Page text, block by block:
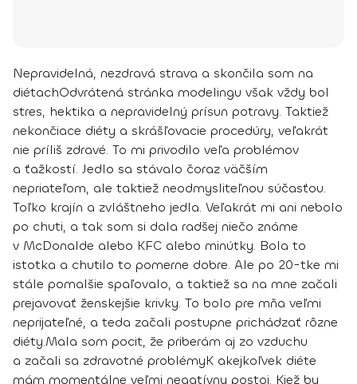
Nepravidelná, nezdravá strava a skončila som na
diétachOdvrátená stránka modelingu však vždy bol
stres, hektika a nepravidelný prísun potravy. Taktiež
nekončiace diéty a skrášľovacie procedúry, veľakrát
nie príliš zdravé. To mi privodilo veľa problémov
a ťažkostí. Jedlo sa stávalo čoraz väčším
nepriateľom, ale taktiež neodmysliteľnou súčasťou.
Toľko krajín a zvláštneho jedla. Veľakrát mi ani nebolo
po chuti, a tak som si dala radšej niečo známe
v McDonalde alebo KFC alebo minútky. Bola to
istotka a chutilo to pomerne dobre. Ale po 20-tke mi
stále pomalšie spaľovalo, a taktiež sa na mne začali
prejavovať ženskejšie krivky. To bolo pre mňa veľmi
neprijateľné, a teda začali postupne prichádzať rôzne
diéty.Mala som pocit, že priberám aj zo vzduchu
a začali sa zdravotné problémyK akejkoľvek diéte
mám momentálne veľmi negatívny postoj. Kiež by